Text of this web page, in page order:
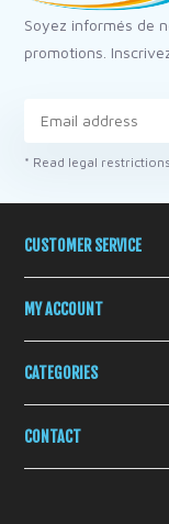
Soyez informés de
promotions.
* Read legal
CUSTOMER SERVICE
MY ACCOUNT
CATEGORIES
CONTACT